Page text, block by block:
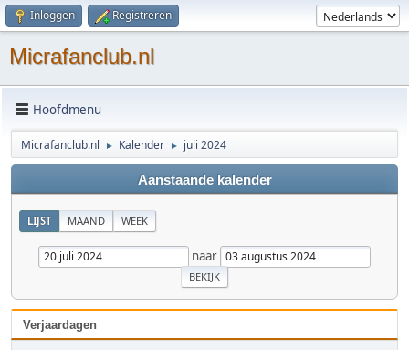
Inloggen Registreren
Micrafanclub.nl
Hoofdmenu
Micrafanclub.nl ► Kalender ► juli 2024
Aanstaande kalender
LIJST MAAND WEEK
naar
Verjaardagen